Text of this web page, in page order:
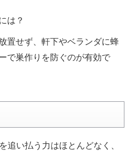
は？
置せず、軒下やベランダに蜂
で巣作りを防ぐのが有効で
追い払う力はほとんどなく、